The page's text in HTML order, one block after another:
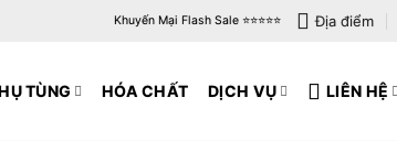
Khuyến Mại Flash Sale ⭐️⭐️⭐️⭐️⭐️ Địa điểm
TÙNG HÓA CHẤT DỊCH VỤ LIÊN HỆ